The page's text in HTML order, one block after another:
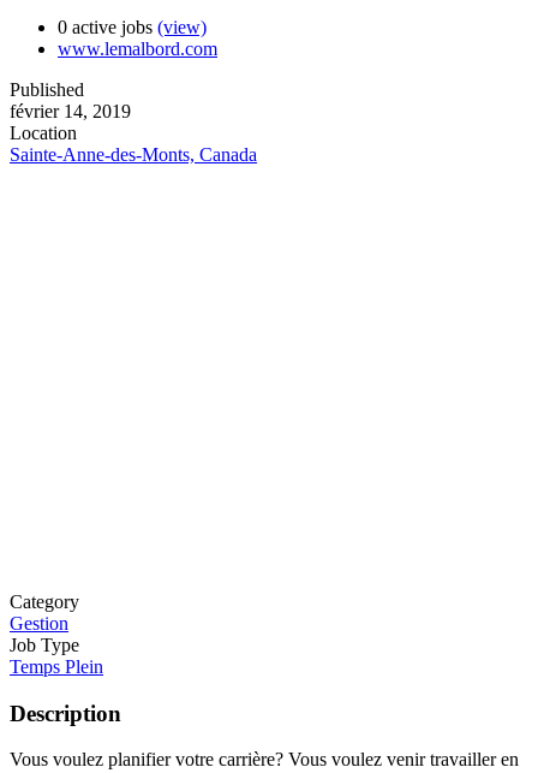
0 active jobs (view)
www.lemalbord.com
Published
février 14, 2019
Location
Sainte-Anne-des-Monts, Canada
Category
Gestion
Job Type
Temps Plein
Description
Vous voulez planifier votre carrière? Vous voulez venir travailler en